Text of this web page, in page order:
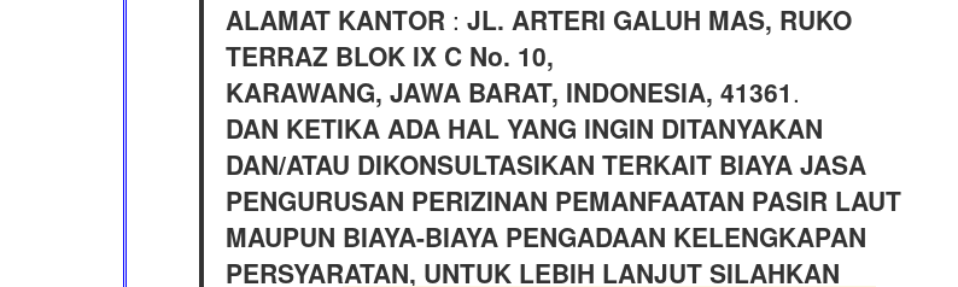
ALAMAT KANTOR: JL. ARTERI GALUH MAS, RUKO
TERRAZ BLOK IX C No. 10,
KARAWANG, JAWA BARAT, INDONESIA, 41361.
DAN KETIKA ADA HAL YANG INGIN DITANYAKAN
DAN/ATAU DIKONSULTASIKAN TERKAIT BIAYA JASA
PENGURUSAN PERIZINAN PEMANFAATAN PASIR LAUT
MAUPUN BIAYA-BIAYA PENGADAAN KELENGKAPAN
PERSYARATAN, UNTUK LEBIH LANJUT SILAHKAN